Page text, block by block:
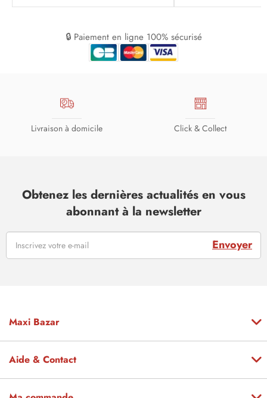
🔒 Paiement en ligne 100% sécurisé
Livraison à domicile Click & Collect
Obtenez les dernières actualités en vous
abonnant à la newsletter
Envoyer
Maxi Bazar
Aide & Contact